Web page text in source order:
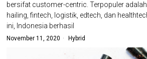
bersifat customer-centric. Terpopuler
hailing, fintech, logistik, edtech, dan
ini, Indonesia berhasil
November 11, 2020 Hybrid